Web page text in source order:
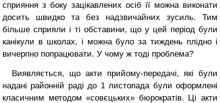
сприяння з боку зацікавлених осіб її можна виконати
досить швидко та без надзвичайних зусиль. Тим
більше сприяли і ті обставини, що у цей період були
канікули в школах, і можна було за тиждень плідно і
вичерпно попрацювати. У чому ж тоді проблема?
Виявляється, що акти прийому-передачі, які були
надані районній раді до 1 листопада були оформлені
класичним методом «совєцьких» бюрократів. Ці акти